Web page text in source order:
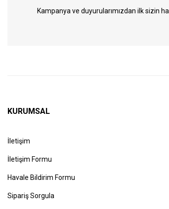
Kampanya ve duyurularımızdan ilk sizin
KURUMSAL
İletişim
İletişim Formu
Havale Bildirim Formu
Sipariş Sorgula